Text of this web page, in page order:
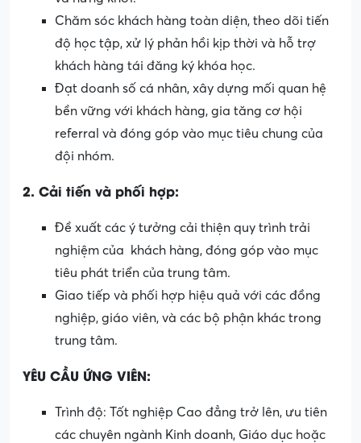
Chăm sóc khách hàng toàn diện, theo dõi tiến
độ học tập, xử lý phản hồi kịp thời và hỗ trợ
khách hàng tái đăng ký khóa học.
Đạt doanh số cá nhân, xây dựng mối quan hệ
bền vững với khách hàng, gia tăng cơ hội
referral và đóng góp vào mục tiêu chung của
đội nhóm.
2. Cải tiến và phối hợp:
Đề xuất các ý tưởng cải thiện quy trình trải
nghiệm của khách hàng, đóng góp vào mục
tiêu phát triển của trung tâm.
Giao tiếp và phối hợp hiệu quả với các đồng
nghiệp, giáo viên, và các bộ phận khác trong
trung tâm.
YÊU CẦU ỨNG VIÊN:
Trình độ: Tốt nghiệp Cao đẳng trở lên, ưu tiên
các chuyên ngành Kinh doanh, Giáo dục hoặc